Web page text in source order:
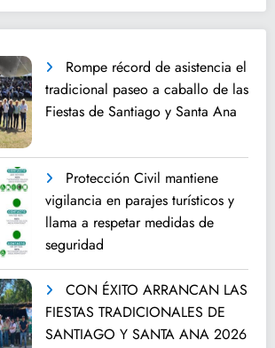
Rompe récord de asistencia el
tradicional paseo a caballo de las
Fiestas de Santiago y Santa Ana
Protección Civil mantiene
vigilancia en parajes turísticos y
llama a respetar medidas de
seguridad
CON ÉXITO ARRANCAN LAS
FIESTAS TRADICIONALES DE
SANTIAGO Y SANTA ANA 2026